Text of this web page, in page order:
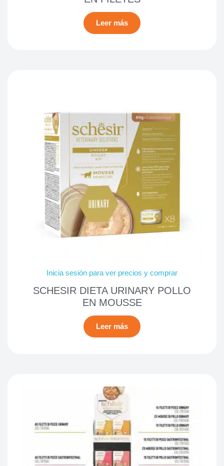
Leer más
Inicia sesión para ver precios y comprar
SCHESIR DIETA URINARY POLLO
EN MOUSSE
Leer más